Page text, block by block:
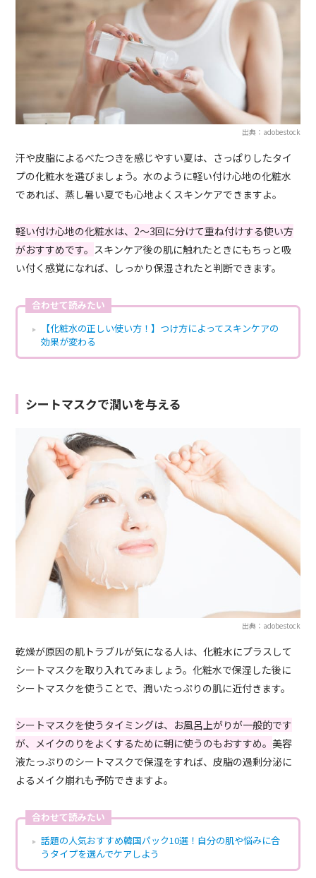
出典：adobestock
汗や皮脂によるべたつきを感じやすい夏は、さっぱりしたタイ
プの化粧水を選びましょう。水のように軽い付け心地の化粧水
であれば、蒸し暑い夏でも心地よくスキンケアできますよ。
軽い付け心地の化粧水は、2～3回に分けて重ね付けする使い方
がおすすめです。 スキンケア後の肌に触れたときにもちっと吸
い付く感覚になれば、しっかり保湿されたと判断できます。
合わせて読みたい
【化粧水の正しい使い方！】つけ方によってスキンケアの
効果が変わる
シートマスクで潤いを与える
出典：adobestock
乾燥が原因の肌トラブルが気になる人は、化粧水にプラスして
シートマスクを取り入れてみましょう。化粧水で保湿した後に
シートマスクを使うことで、潤いたっぷりの肌に近付きます。
シートマスクを使うタイミングは、お風呂上がりが一般的です
が、メイクのりをよくするために朝に使うのもおすすめ。美容
液たっぷりのシートマスクで保湿をすれば、皮脂の過剰分泌に
よるメイク崩れも予防できますよ。
合わせて読みたい
話題の人気おすすめ韓国パック10選！自分の肌や悩みに合
うタイプを選んでケアしよう